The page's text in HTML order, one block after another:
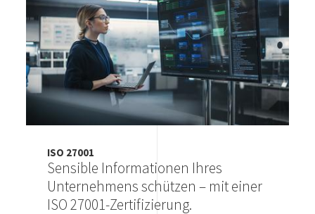
ISO 27001
Sensible Informationen Ihres
Unternehmens schützen – mit einer
ISO 27001-Zertifizierung.